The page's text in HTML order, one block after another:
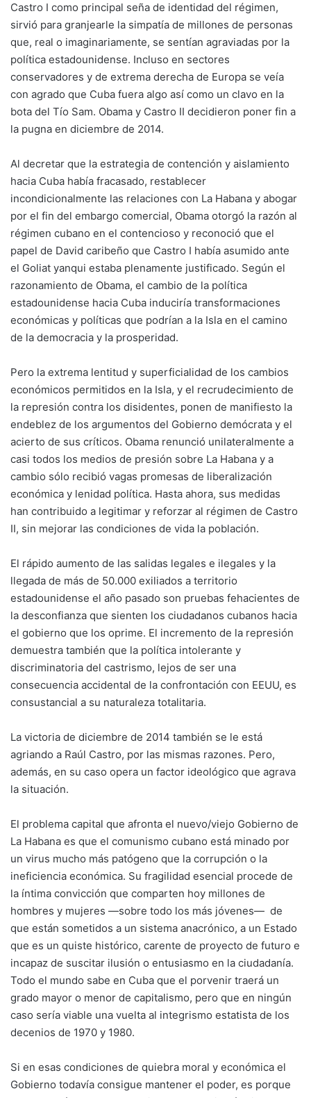
Castro I como principal seña de identidad del régimen,
sirvió para granjearle la simpatía de millones de personas
que, real o imaginariamente, se sentían agraviadas por la
política estadounidense. Incluso en sectores
conservadores y de extrema derecha de Europa se veía
con agrado que Cuba fuera algo así como un clavo en la
bota del Tío Sam. Obama y Castro II decidieron poner fin a
la pugna en diciembre de 2014.
Al decretar que la estrategia de contención y aislamiento
hacia Cuba había fracasado, restablecer
incondicionalmente las relaciones con La Habana y abogar
por el fin del embargo comercial, Obama otorgó la razón al
régimen cubano en el contencioso y reconoció que el
papel de David caribeño que Castro I había asumido ante
el Goliat yanqui estaba plenamente justificado. Según el
razonamiento de Obama, el cambio de la política
estadounidense hacia Cuba induciría transformaciones
económicas y políticas que podrían a la Isla en el camino
de la democracia y la prosperidad.
Pero la extrema lentitud y superficialidad de los cambios
económicos permitidos en la Isla, y el recrudecimiento de
la represión contra los disidentes, ponen de manifiesto la
endeblez de los argumentos del Gobierno demócrata y el
acierto de sus críticos. Obama renunció unilateralmente a
casi todos los medios de presión sobre La Habana y a
cambio sólo recibió vagas promesas de liberalización
económica y lenidad política. Hasta ahora, sus medidas
han contribuido a legitimar y reforzar al régimen de Castro
II, sin mejorar las condiciones de vida la población.
El rápido aumento de las salidas legales e ilegales y la
llegada de más de 50.000 exiliados a territorio
estadounidense el año pasado son pruebas fehacientes de
la desconfianza que sienten los ciudadanos cubanos hacia
el gobierno que los oprime. El incremento de la represión
demuestra también que la política intolerante y
discriminatoria del castrismo, lejos de ser una
consecuencia accidental de la confrontación con EEUU, es
consustancial a su naturaleza totalitaria.
La victoria de diciembre de 2014 también se le está
agriando a Raúl Castro, por las mismas razones. Pero,
además, en su caso opera un factor ideológico que agrava
la situación.
El problema capital que afronta el nuevo/viejo Gobierno de
La Habana es que el comunismo cubano está minado por
un virus mucho más patógeno que la corrupción o la
ineficiencia económica. Su fragilidad esencial procede de
la íntima convicción que comparten hoy millones de
hombres y mujeres —sobre todo los más jóvenes— de
que están sometidos a un sistema anacrónico, a un Estado
que es un quiste histórico, carente de proyecto de futuro e
incapaz de suscitar ilusión o entusiasmo en la ciudadanía.
Todo el mundo sabe en Cuba que el porvenir traerá un
grado mayor o menor de capitalismo, pero que en ningún
caso sería viable una vuelta al integrismo estatista de los
decenios de 1970 y 1980.
Si en esas condiciones de quiebra moral y económica el
Gobierno todavía consigue mantener el poder, es porque